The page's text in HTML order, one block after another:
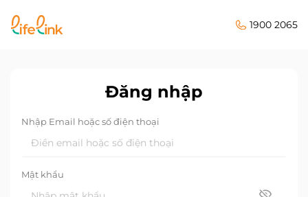
1900 2065
Đăng nhập
Nhập Email hoặc số điện thoại
Mật khẩu